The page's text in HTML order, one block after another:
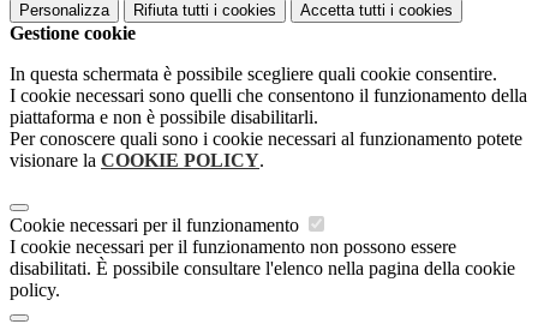
Personalizza Rifiuta tutti i cookies Accetta tutti i cookies
Gestione cookie
In questa schermata è possibile scegliere quali cookie consentire.
I cookie necessari sono quelli che consentono il funzionamento della
piattaforma e non è possibile disabilitarli.
Per conoscere quali sono i cookie necessari al funzionamento potete
visionare la COOKIE POLICY.
Cookie necessari per il funzionamento
I cookie necessari per il funzionamento non possono essere
disabilitati. È possibile consultare l'elenco nella pagina della cookie
policy.